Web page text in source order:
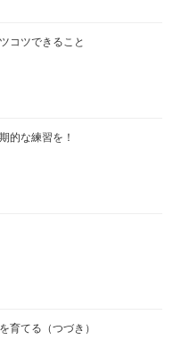
コツできること
的な練習を！
育てる（つづき）